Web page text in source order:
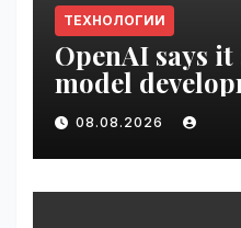
ТЕХНОЛОГИИ
OpenAI says
model
security
08.08.2026